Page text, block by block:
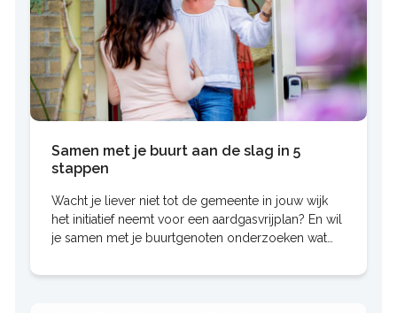
Samen met je buurt aan de slag in 5
stappen
Wacht je liever niet tot de gemeente in jouw wijk
het initiatief neemt voor een aardgasvrijplan? En wil
je samen met je buurtgenoten onderzoeken wat